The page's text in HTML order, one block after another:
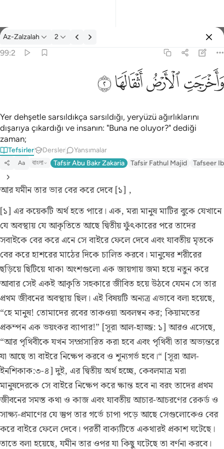
Tefsir: Az-Zalzalah 99:2
Az-Zalzalah 2
99:2
ﱺﱻﱼﱽ
Yer dehşetle sarsıldıkça sarsıldığı, yeryüzü ağırlıklarını
dışarıya çıkardığı ve insanın: "Buna ne oluyor?" dediği
zaman;
Tefsirler Dersler Yansımalar
Aa বাংলা Tafsir Abu Bakr Zakaria Tafsir Fathul Majid Tafseer
আর যমীন তার ভার বের করে দেবে [১] ,
[১] এর কয়েকটি অর্থ হতে পারে। এক, মরা মানুষ মাটির বুকে যেখানে
যে অবস্থায় যে আকৃতিতে আছে দ্বিতীয় ফুঁৎকারের পরে তাদের
সবাইকে বের করে এনে সে বাইরে ফেলে দেবে এবং যাবতীয় মৃতকে
বের করে হাশরের মাঠের দিকে চালিত করবে। মানুষের শরীরের
ছড়িয়ে ছিটিয়ে থাকা অংশগুলো এক জায়গায় জমা হয়ে নতুন করে
আবার সেই একই আকৃতি সহকারে জীবিত হয়ে উঠবে যেমন সে তার
প্রথম জীবনের অবস্থায় ছিল। এই বিষয়টি অন্যত্র এভাবে বলা হয়েছে,
“হে মানুষ! তোমাদের রবের তাকওয়া অবলম্বন কর; কিয়ামতের
প্রকম্পন এক ভয়ংকর ব্যাপার!” [সূরা আল-হাজ্জ: ১] আরও এসেছে,
“আর পৃথিবীকে যখন সম্প্রসারিত করা হবে এবং পৃথিবী তার অভ্যন্তরে
যা আছে তা বাইরে নিক্ষেপ করবে ও শূন্যগর্ভ হবে।“ [সূরা আল-
ইনশিকাক:৩-৪] দুই, এর দ্বিতীয় অর্থ হচ্ছে, কেবলমাত্ৰ মরা
মানুষদেরকে সে বাইরে নিক্ষেপ করে ক্ষান্ত হবে না বরং তাদের প্রথম
জীবনের সমস্ত কথা ও কাজ এবং যাবতীয় আচার-আচরণের রেকর্ড ও
সাক্ষ্য-প্রমাণের যে স্তুপ তার গর্ভে চাপা পড়ে আছে সেগুলোকেও বের
করে বাইরে ফেলে দেবে। পরর্তী বাক্যটিতে একথারই প্ৰকাশ ঘটেছে।
তাতে বলা হয়েছে, যমীন তার ওপর যা কিছু ঘটেছে তা বর্ণনা করবে।